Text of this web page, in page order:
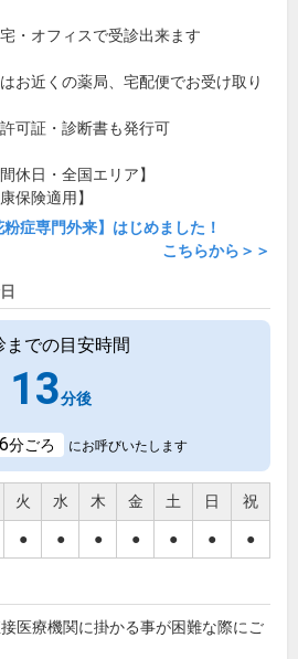
・オフィスで受診出来ます
お近くの薬局、宅配便でお受け取り
可証・診断書も発行可
間休日・全国エリア】
康保険適用】
粉症専門外来】はじめました！
こちらから＞＞
までの目安時間
13分後
分ごろ にお呼びいたします
火 水 木 金 土 日 祝
● ● ● ● ● ● ●
医療機関に掛かる事が困難な際にご